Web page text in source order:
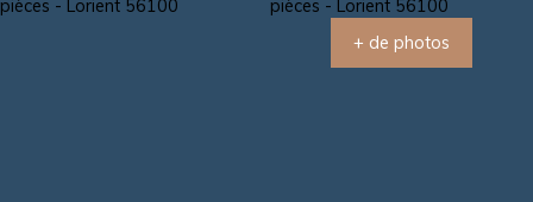
+ de photos